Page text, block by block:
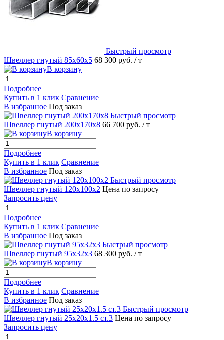
Быстрый просмотр
Швеллер гнутый 85х60х5 68 300 руб. / т
В корзину
Подробнее
Купить в 1 клик Сравнение
В избранное Под заказ
Быстрый просмотр
Швеллер гнутый 200х170х8 66 700 руб. / т
В корзину
Подробнее
Купить в 1 клик Сравнение
В избранное Под заказ
Быстрый просмотр
Швеллер гнутый 120х100х2 Цена по запросу
Запросить цену
Подробнее
Купить в 1 клик Сравнение
В избранное Под заказ
Быстрый просмотр
Швеллер гнутый 95х32х3 68 300 руб. / т
В корзину
Подробнее
Купить в 1 клик Сравнение
В избранное Под заказ
Быстрый просмотр
Швеллер гнутый 25х20х1.5 ст.3 Цена по запросу
Запросить цену